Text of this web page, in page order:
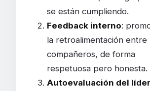
se están cumpliendo.
Feedback interno:
la retroalimentación entre
compañeros, de forma
respetuosa pero honesta.
Autoevaluación del líder